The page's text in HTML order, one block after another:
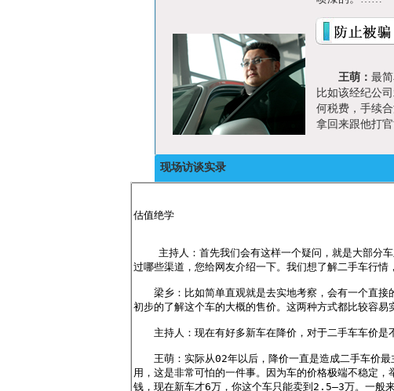
王萌： 最
比如该经纪公
何税费，手续
拿回来跟他打
现场访谈实录